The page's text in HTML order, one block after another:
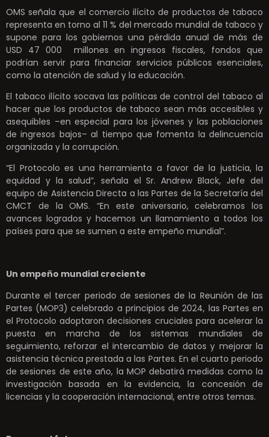
OMS señala que el comercio ilícito de productos de tabaco
representa en torno al 11 % del mercado mundial de tabaco y
supone para los gobiernos una pérdida anual de más de
USD 47 000 millones en ingresos fiscales, fondos que
podrían servir para financiar servicios públicos esenciales,
como la atención de salud y la educación.
El tabaco ilícito socava las políticas de control del tabaco al
hacer que los productos de tabaco sean más accesibles y
asequibles –en especial para los jóvenes y las poblaciones
de ingresos bajos– al tiempo que fomenta la delincuencia
organizada y la corrupción.
“El Protocolo es una herramienta a favor de la justicia, la
equidad y la salud”, señala el Sr. Andrew Black, Jefe del
equipo de Asistencia Directa a las Partes de la Secretaría del
CMCT de la OMS. “En este aniversario, celebramos los
avances logrados y hacemos un llamamiento a todos los
países para que se sumen a este empeño mundial”.
Un empeño mundial creciente
Durante el tercer periodo de sesiones de la Reunión de las
Partes (MOP3) celebrado a principios de 2024, las Partes en
el Protocolo adoptaron decisiones cruciales para acelerar la
puesta en marcha de los sistemas mundiales de
seguimiento, reforzar el intercambio de datos y mejorar la
asistencia técnica prestada a las Partes. En el cuarto periodo
de sesiones de este año, la MOP debatirá medidas como la
investigación basada en la evidencia, la concesión de
licencias y la cooperación internacional, entre otros temas.